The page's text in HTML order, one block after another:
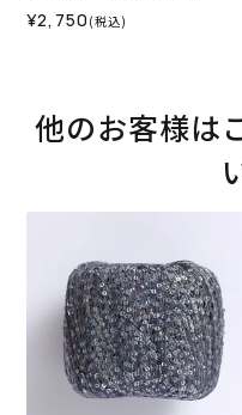
¥2,750 (税込)
他のお客様は